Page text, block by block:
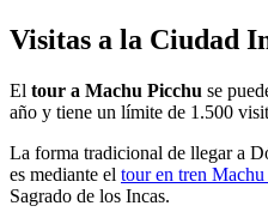
Visitas a la Ciudad
El tour a Machu Picchu se
año y tiene un límite de 1.500
La forma tradicional de llegar a
es mediante el tour en tren
Sagrado de los Incas.